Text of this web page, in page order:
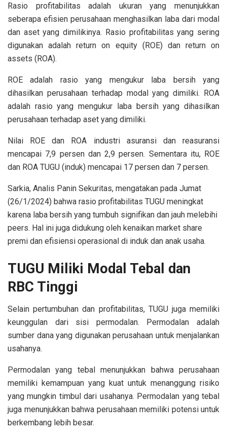
Rasio profitabilitas adalah ukuran yang menunjukkan
seberapa efisien perusahaan menghasilkan laba dari modal
dan aset yang dimilikinya. Rasio profitabilitas yang sering
digunakan adalah return on equity (ROE) dan return on
assets (ROA).
ROE adalah rasio yang mengukur laba bersih yang
dihasilkan perusahaan terhadap modal yang dimiliki. ROA
adalah rasio yang mengukur laba bersih yang dihasilkan
perusahaan terhadap aset yang dimiliki.
Nilai ROE dan ROA industri asuransi dan reasuransi
mencapai 7,9 persen dan 2,9 persen. Sementara itu, ROE
dan ROA TUGU (induk) mencapai 17 persen dan 7 persen.
Sarkia, Analis Panin Sekuritas, mengatakan pada Jumat
(26/1/2024) bahwa rasio profitabilitas TUGU meningkat
karena laba bersih yang tumbuh signifikan dan jauh melebihi
peers. Hal ini juga didukung oleh kenaikan market share
premi dan efisiensi operasional di induk dan anak usaha.
TUGU Miliki Modal Tebal dan
RBC Tinggi
Selain pertumbuhan dan profitabilitas, TUGU juga memiliki
keunggulan dari sisi permodalan. Permodalan adalah
sumber dana yang digunakan perusahaan untuk menjalankan
usahanya.
Permodalan yang tebal menunjukkan bahwa perusahaan
memiliki kemampuan yang kuat untuk menanggung risiko
yang mungkin timbul dari usahanya. Permodalan yang tebal
juga menunjukkan bahwa perusahaan memiliki potensi untuk
berkembang lebih besar.